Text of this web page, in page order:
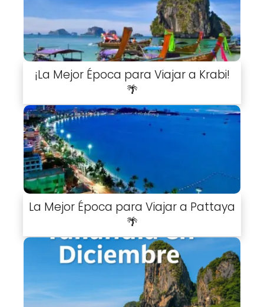
¡La Mejor Época para Viajar a Krabi!
🌴
La Mejor Época para Viajar a Pattaya
🌴